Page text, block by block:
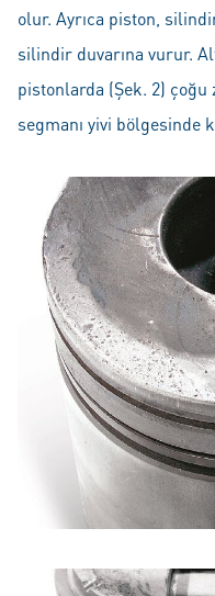
olur. Ayrıca piston,
silindir duvarına vurur.
pistonlarda (Şek. 2)
segmanı yivi bölgesinde